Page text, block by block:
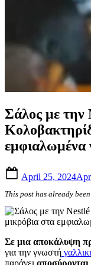
Σάλος με την
εμφιαλωμένα
on
April 25, 2024
This post has already
Σε μια αποκάλυψη
για την γνωστή